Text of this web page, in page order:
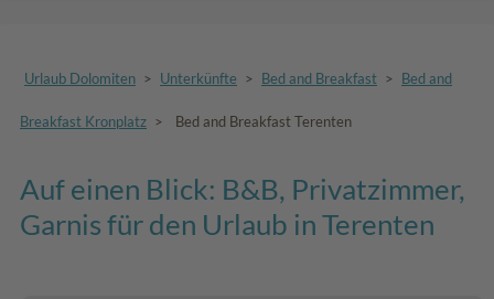
Urlaub Dolomiten > Unterkünfte > Bed and Breakfast > Bed and
Breakfast Kronplatz > Bed and Breakfast Terenten
Auf einen Blick: B&B, Privatzimmer,
Garnis für den Urlaub in Terenten